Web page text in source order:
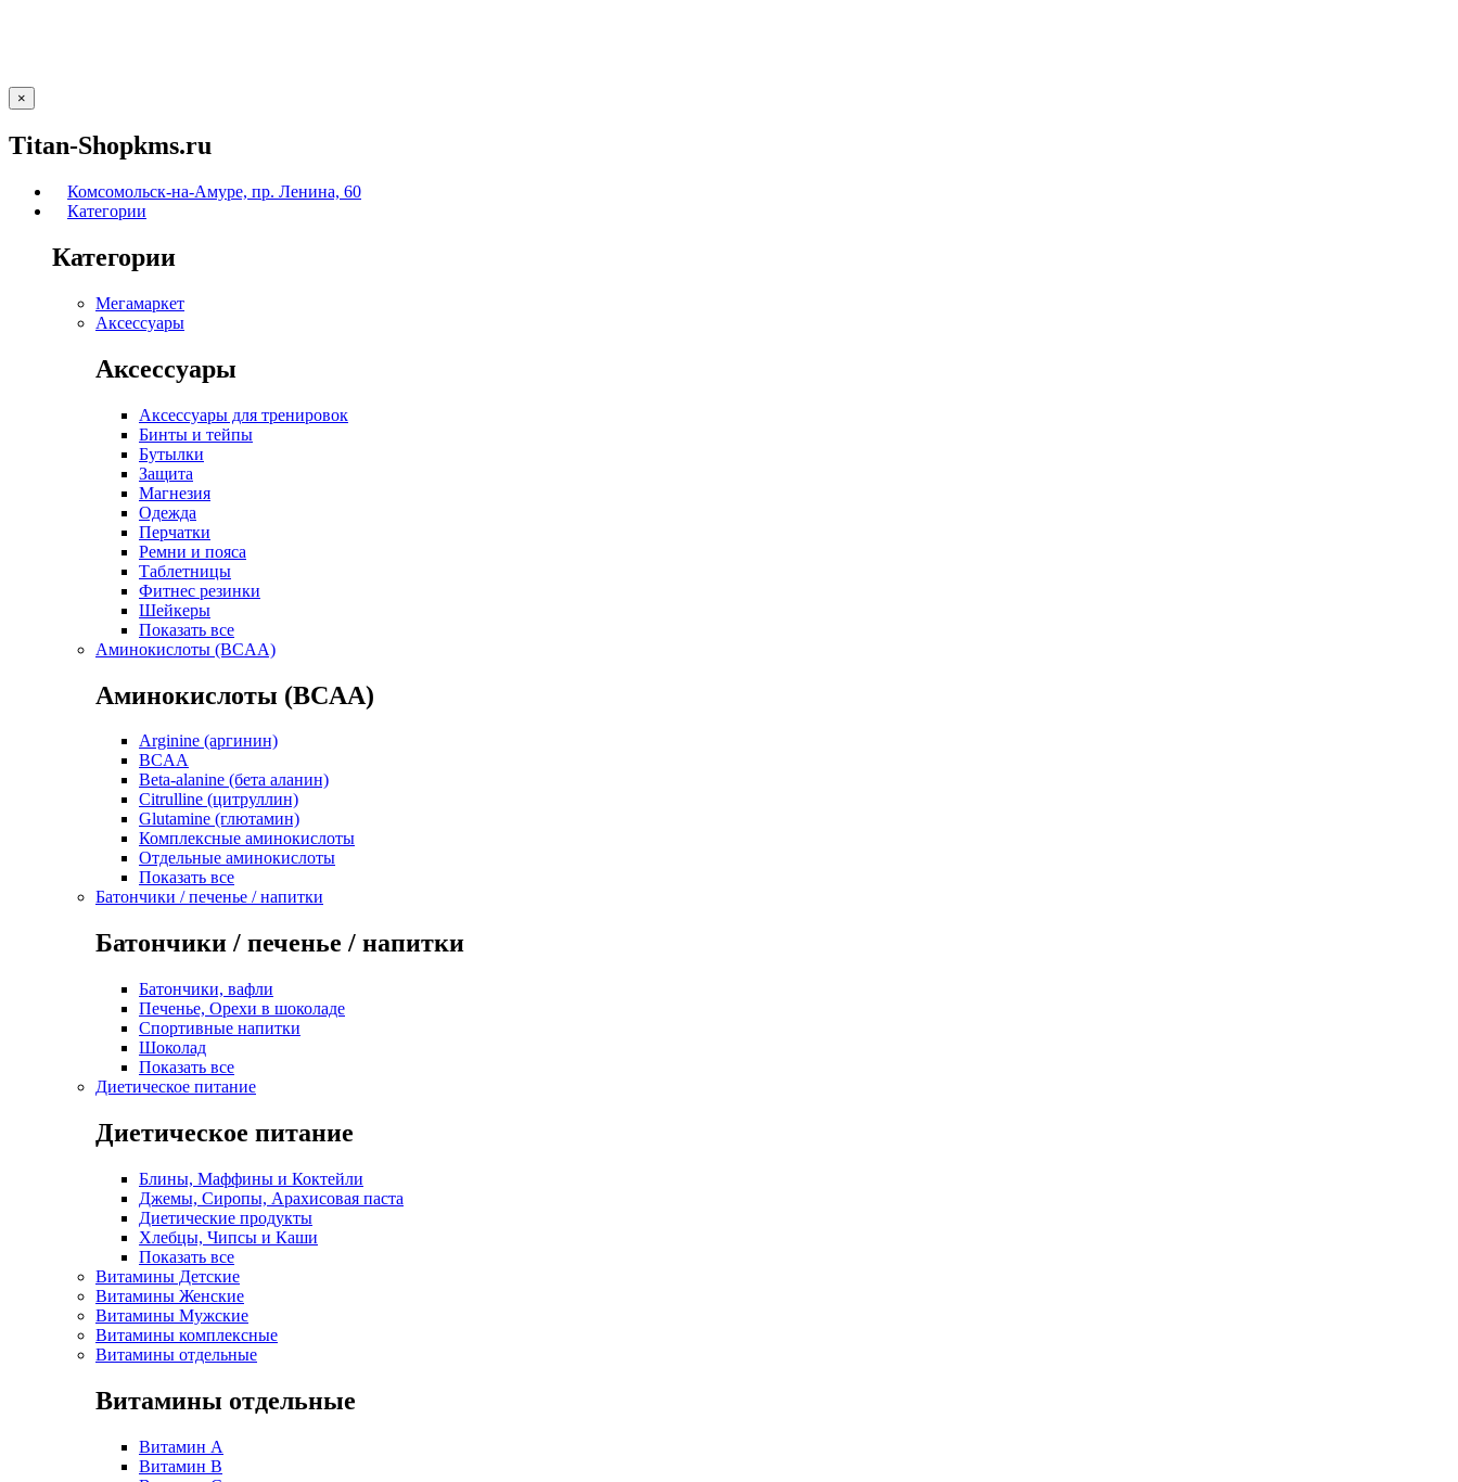
×
Titan-Shopkms.ru
Комсомольск-на-Амуре, пр. Ленина, 60
Категории
Категории
Мегамаркет
Аксессуары
Аксессуары
Аксессуары для тренировок
Бинты и тейпы
Бутылки
Защита
Магнезия
Одежда
Перчатки
Ремни и пояса
Таблетницы
Фитнес резинки
Шейкеры
Показать все
Аминокислоты (BCAA)
Аминокислоты (BCAA)
Arginine (аргинин)
BCAA
Beta-alanine (бета аланин)
Citrulline (цитруллин)
Glutamine (глютамин)
Комплексные аминокислоты
Отдельные аминокислоты
Показать все
Батончики / печенье / напитки
Батончики / печенье / напитки
Батончики, вафли
Печенье, Орехи в шоколаде
Спортивные напитки
Шоколад
Показать все
Диетическое питание
Диетическое питание
Блины, Маффины и Коктейли
Джемы, Сиропы, Арахисовая паста
Диетические продукты
Хлебцы, Чипсы и Каши
Показать все
Витамины Детские
Витамины Женские
Витамины Мужские
Витамины комплексные
Витамины отдельные
Витамины отдельные
Витамин A
Витамин B